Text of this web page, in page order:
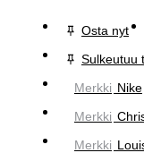
Osta nyt
Sulkeutuu
Merkki Nike
Merkki
Merkki